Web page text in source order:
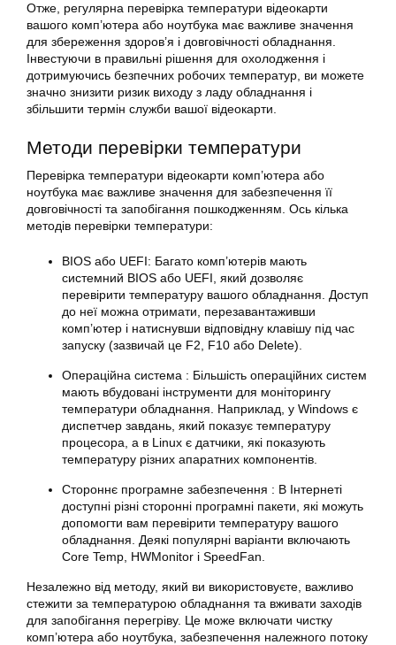
Отже, регулярна перевірка температури відеокарти
вашого комп’ютера або ноутбука має важливе значення
для збереження здоров’я і довговічності обладнання.
Інвестуючи в правильні рішення для охолодження і
дотримуючись безпечних робочих температур, ви можете
значно знизити ризик виходу з ладу обладнання і
збільшити термін служби вашої відеокарти.
Методи перевірки температури
Перевірка температури відеокарти комп’ютера або
ноутбука має важливе значення для забезпечення її
довговічності та запобігання пошкодженням. Ось кілька
методів перевірки температури:
BIOS або UEFI: Багато комп’ютерів мають
системний BIOS або UEFI, який дозволяє
перевірити температуру вашого обладнання. Доступ
до неї можна отримати, перезавантаживши
комп’ютер і натиснувши відповідну клавішу під час
запуску (зазвичай це F2, F10 або Delete).
Операційна система : Більшість операційних систем
мають вбудовані інструменти для моніторингу
температури обладнання. Наприклад, у Windows є
диспетчер завдань, який показує температуру
процесора, а в Linux є датчики, які показують
температуру різних апаратних компонентів.
Стороннє програмне забезпечення : В Інтернеті
доступні різні сторонні програмні пакети, які можуть
допомогти вам перевірити температуру вашого
обладнання. Деякі популярні варіанти включають
Core Temp, HWMonitor і SpeedFan.
Незалежно від методу, який ви використовуєте, важливо
стежити за температурою обладнання та вживати заходів
для запобігання перегріву. Це може включати чистку
комп’ютера або ноутбука, забезпечення належного потоку